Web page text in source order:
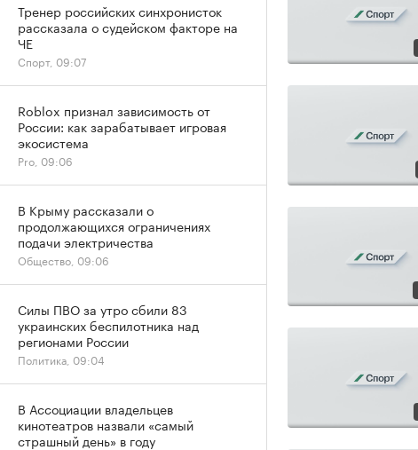
Тренер российских синхронисток
рассказала о судейском факторе на
ЧЕ
Спорт, 09:07
Roblox признал зависимость от
России: как зарабатывает игровая
экосистема
Pro, 09:06
В Крыму рассказали о
продолжающихся ограничениях
подачи электричества
Общество, 09:06
Силы ПВО за утро сбили 83
украинских беспилотника над
регионами России
Политика, 09:04
В Ассоциации владельцев
кинотеатров назвали «самый
страшный день» в году